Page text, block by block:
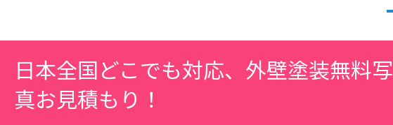
日本全国どこでも対応、外壁塗装無料写
真お見積もり！